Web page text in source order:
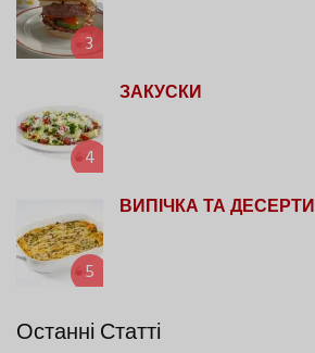
3
4
ЗАКУСКИ
5
ВИПІЧКА ТА ДЕСЕРТИ
Останні Статті